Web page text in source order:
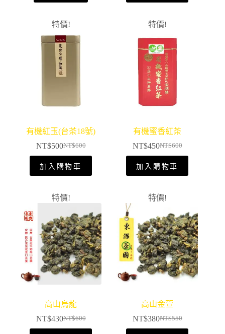
特價!
有機紅玉(台茶18號)
NT$600
NT$500
加入購物車
特價!
有機蜜香紅茶
NT$600
NT$450
加入購物車
特價!
高山烏龍
NT$600
NT$430
特價!
高山金萱
NT$550
NT$380